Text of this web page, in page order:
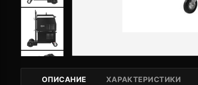
ОПИСАНИЕ ХАРАКТЕРИСТИКИ